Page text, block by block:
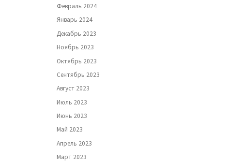
Февраль 2024
Январь 2024
Декабрь 2023
Ноябрь 2023
Октябрь 2023
Сентябрь 2023
Август 2023
Июль 2023
Июнь 2023
Май 2023
Апрель 2023
Март 2023